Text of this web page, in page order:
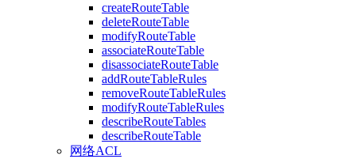
createRouteTable
deleteRouteTable
modifyRouteTable
associateRouteTable
disassociateRouteTable
addRouteTableRules
removeRouteTableRules
modifyRouteTableRules
describeRouteTables
describeRouteTable
网络ACL